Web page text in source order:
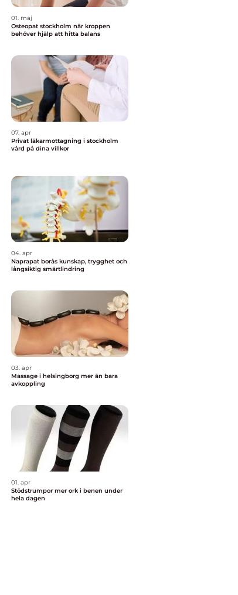
01. maj
Osteopat stockholm när kroppen
behöver hjälp att hitta balans
07. apr
Privat läkarmottagning i stockholm
vård på dina villkor
04. apr
Naprapat borås kunskap, trygghet och
långsiktig smärtlindring
03. apr
Massage i helsingborg mer än bara
avkoppling
01. apr
Stödstrumpor mer ork i benen under
hela dagen